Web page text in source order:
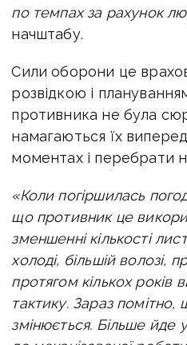
по темпах за рахунок
начштабу.
Сили оборони це
розвідкою і
противника не була
намагаються їх
моментах і перебрати
«Коли погіршилась
що противник це
зменшенні кількості
холоді, більшій волозі,
протягом кількох років
тактику. Зараз помітно,
змінюється. Більше йде